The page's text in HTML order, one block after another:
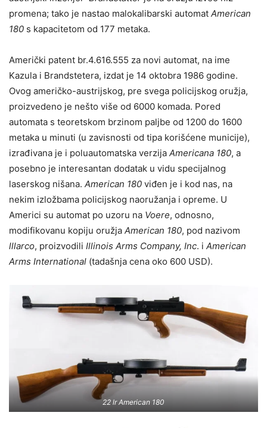
promena; tako je nastao malokalibarski automat American
180 s kapacitetom od 177 metaka.
Američki patent br.4.616.555 za novi automat, na ime
Kazula i Brandstetera, izdat je 14 oktobra 1986 godine.
Ovog američko-austrijskog, pre svega policijskog oružja,
proizvedeno je nešto više od 6000 komada. Pored
automata s teoretskom brzinom paljbe od 1200 do 1600
metaka u minuti (u zavisnosti od tipa korišćene municije),
izrađivana je i poluautomatska verzija Americana 180, a
posebno je interesantan dodatak u vidu specijalnog
laserskog nišana. American 180 viđen je i kod nas, na
nekim izložbama policijskog naoružanja i opreme. U
Americi su automat po uzoru na Voere, odnosno,
modifikovanu kopiju oružja American 180, pod nazivom
lllarco, proizvodili Illinois Arms Company, Inc. i American
Arms International (tadašnja cena oko 600 USD).
22 lr American 180